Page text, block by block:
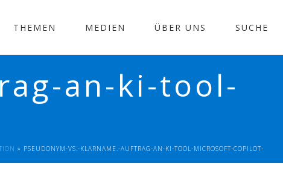
THEMEN MEDIEN ÜBER UNS SUCHE
an-ki-tool-
» PSEUDONYM-VS.-KLARNAME.-AUFTRAG-AN-KI-TOOL-MICROSOFT-COPILOT-